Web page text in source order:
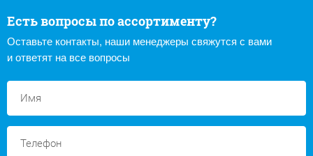
Есть вопросы по ассортименту?
Оставьте контакты, наши менеджеры свяжутся с вами
и ответят на все вопросы